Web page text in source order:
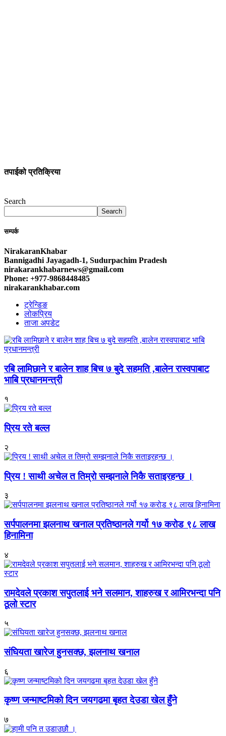
तपाईको प्रतिक्रिया
Search
Search
सम्पर्क
NirakaranKhabar
Bannigadhi Jayagadh-1, Sudurpachim Pradesh
nirakarankhabarnews@gmail.com
Phone: +977-9868448485
nirakarankhabar.com
ट्रेन्डिङ
लोकप्रिय
ताजा अपडेट
रबि लामिछाने र बालेन शाह बिच ७ बुदे सहमति ,बालेन रास्वपाबाट
भाबि प्रधानमन्त्री
१
प्रिय रते बल्ल
२
प्रिय ! साथी अचेल त तिम्रो सम्झनाले निकै सताइरहन्छ ।
३
सर्पपालनमा झलनाथ खनाल प्रतिष्ठानले गर्यो १७ करोड ९८ लाख
हिनामिना
४
रामदेवले प्रकाश सपुतलाई भने सलमान, शाहरुख र आमिरभन्दा पनि
ठूलो स्टार
५
संघियता खारेज हुनसक्छ, झलनाथ खनाल
६
कृष्ण जन्माष्टमिको दिन जयगढमा बृहत देउडा खेल हुँने
७